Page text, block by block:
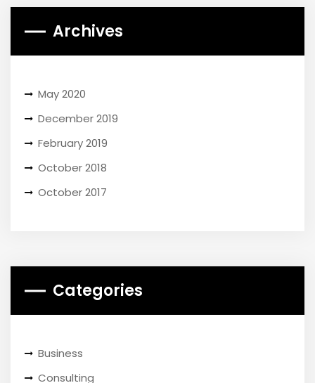
Archives
May 2020
December 2019
February 2019
October 2018
October 2017
Categories
Business
Consulting